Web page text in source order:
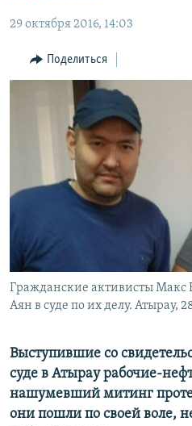
Вернутся
поиску
КЫРГЫЗЧА
ЎЗБЕКЧА
TÜRKMENÇE
ПОДПИШИТЕСЬ НА НАС В СОЦСЕТЯХ
Все сайты РСЕ/РС
29 октября 2016, 14:03
Поделиться
Гражданские активисты Макс
Аян в суде по их делу. Атырау,
Выступившие со
суде в Атырау рабочие-
нашумевший митинг
они пошли по своей воле,